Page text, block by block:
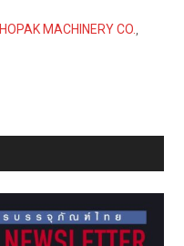
HOPAK MACHINERY CO.,